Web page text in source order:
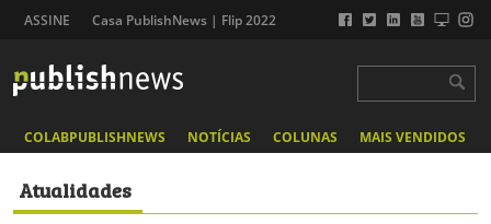
ASSINE Casa PublishNews | Flip 2022
COLABPUBLISHNEWS NOTÍCIAS COLUNAS MAIS VENDIDOS
Atualidades